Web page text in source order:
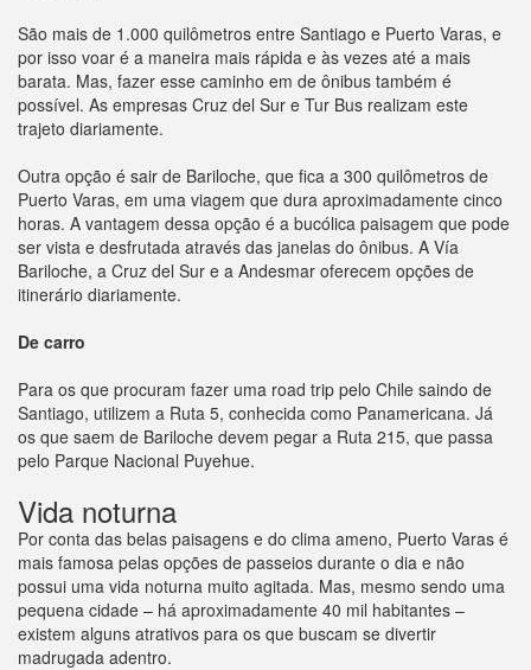
São mais de 1.000 quilômetros entre Santiago e Puerto Varas, e
por isso voar é a maneira mais rápida e às vezes até a mais
barata. Mas, fazer esse caminho em de ônibus também é
possível. As empresas Cruz del Sur e Tur Bus realizam este
trajeto diariamente.
Outra opção é sair de Bariloche, que fica a 300 quilômetros de
Puerto Varas, em uma viagem que dura aproximadamente cinco
horas. A vantagem dessa opção é a bucólica paisagem que pode
ser vista e desfrutada através das janelas do ônibus. A Vía
Bariloche, a Cruz del Sur e a Andesmar oferecem opções de
itinerário diariamente.
De carro
Para os que procuram fazer uma road trip pelo Chile saindo de
Santiago, utilizem a Ruta 5, conhecida como Panamericana. Já
os que saem de Bariloche devem pegar a Ruta 215, que passa
pelo Parque Nacional Puyehue.
Vida noturna
Por conta das belas paisagens e do clima ameno, Puerto Varas é
mais famosa pelas opções de passeios durante o dia e não
possui uma vida noturna muito agitada. Mas, mesmo sendo uma
pequena cidade – há aproximadamente 40 mil habitantes –
existem alguns atrativos para os que buscam se divertir
madrugada adentro.